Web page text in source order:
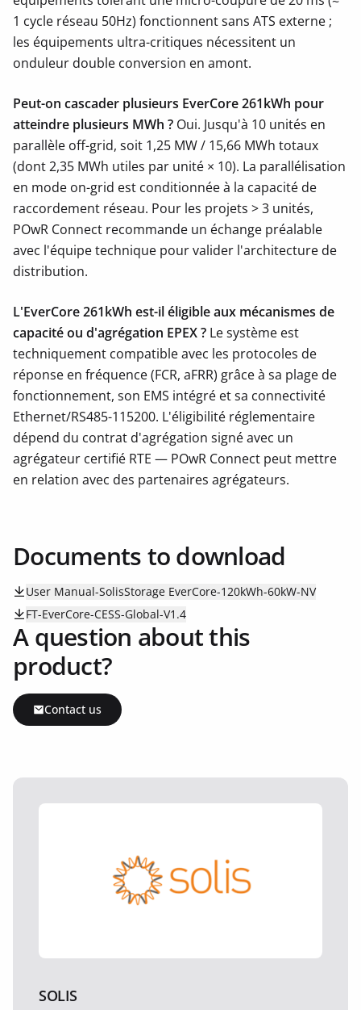
1 cycle réseau 50Hz) fonctionnent sans ATS externe ;
les équipements ultra-critiques nécessitent un
onduleur double conversion en amont.
Peut-on cascader plusieurs EverCore 261kWh pour
atteindre plusieurs MWh ? Oui. Jusqu'à 10 unités en
parallèle off-grid, soit 1,25 MW / 15,66 MWh totaux
(dont 2,35 MWh utiles par unité × 10). La parallélisation
en mode on-grid est conditionnée à la capacité de
raccordement réseau. Pour les projets > 3 unités,
POwR Connect recommande un échange préalable
avec l'équipe technique pour valider l'architecture de
distribution.
L'EverCore 261kWh est-il éligible aux mécanismes de
capacité ou d'agrégation EPEX ? Le système est
techniquement compatible avec les protocoles de
réponse en fréquence (FCR, aFRR) grâce à sa plage de
fonctionnement, son EMS intégré et sa connectivité
Ethernet/RS485-115200. L'éligibilité réglementaire
dépend du contrat d'agrégation signé avec un
agrégateur certifié RTE — POwR Connect peut mettre
en relation avec des partenaires agrégateurs.
Documents to download
User Manual-SolisStorage EverCore-120kWh-60kW-NV
FT-EverCore-CESS-Global-V1.4
A question about this
product?
Contact us
SOLIS